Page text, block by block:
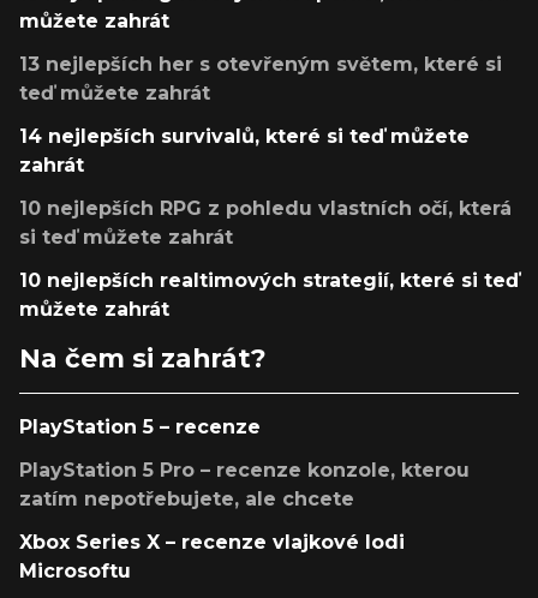
můžete zahrát
13 nejlepších her s otevřeným světem, které si
teď můžete zahrát
14 nejlepších survivalů, které si teď můžete
zahrát
10 nejlepších RPG z pohledu vlastních očí, která
si teď můžete zahrát
10 nejlepších realtimových strategií, které si teď
můžete zahrát
Na čem si zahrát?
PlayStation 5 – recenze
PlayStation 5 Pro – recenze konzole, kterou
zatím nepotřebujete, ale chcete
Xbox Series X – recenze vlajkové lodi
Microsoftu